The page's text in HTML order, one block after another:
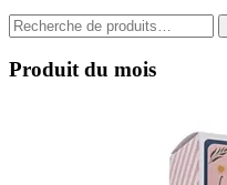
Recherche
pour :
Produit du mois